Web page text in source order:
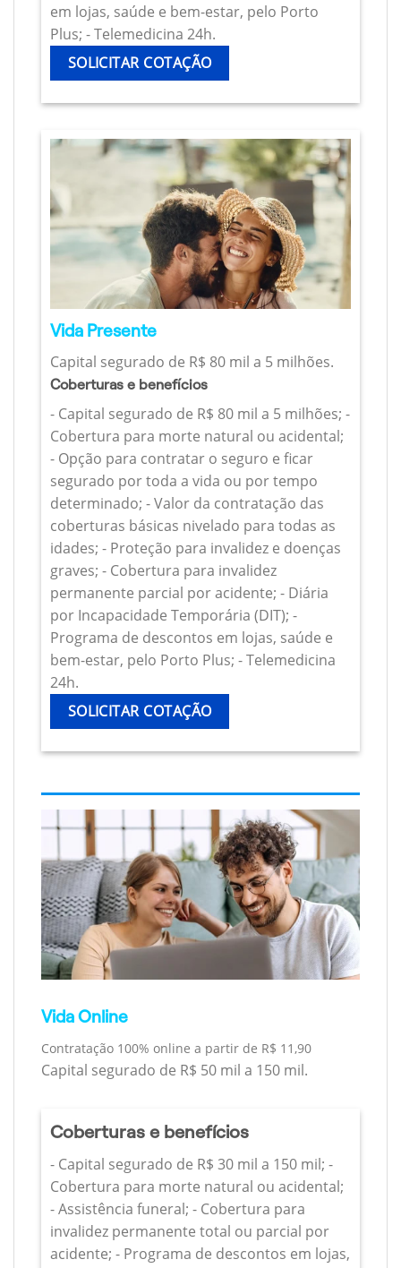
em lojas, saúde e bem-estar, pelo Porto
Plus; - Telemedicina 24h.
SOLICITAR COTAÇÃO
Vida Presente
Capital segurado de R$ 80 mil a 5 milhões.
Coberturas e benefícios
- Capital segurado de R$ 80 mil a 5 milhões; -
Cobertura para morte natural ou acidental;
- Opção para contratar o seguro e ficar
segurado por toda a vida ou por tempo
determinado; - Valor da contratação das
coberturas básicas nivelado para todas as
idades; - Proteção para invalidez e doenças
graves; - Cobertura para invalidez
permanente parcial por acidente; - Diária
por Incapacidade Temporária (DIT); -
Programa de descontos em lojas, saúde e
bem-estar, pelo Porto Plus; - Telemedicina
24h.
SOLICITAR COTAÇÃO
Vida Online
Contratação 100% online a partir de R$ 11,90
Capital segurado de R$ 50 mil a 150 mil.
Coberturas e benefícios
- Capital segurado de R$ 30 mil a 150 mil; -
Cobertura para morte natural ou acidental;
- Assistência funeral; - Cobertura para
invalidez permanente total ou parcial por
acidente; - Programa de descontos em lojas,